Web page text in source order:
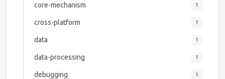
core-mechanism 1
cross-platform 1
data 1
data-processing 1
debugging 1